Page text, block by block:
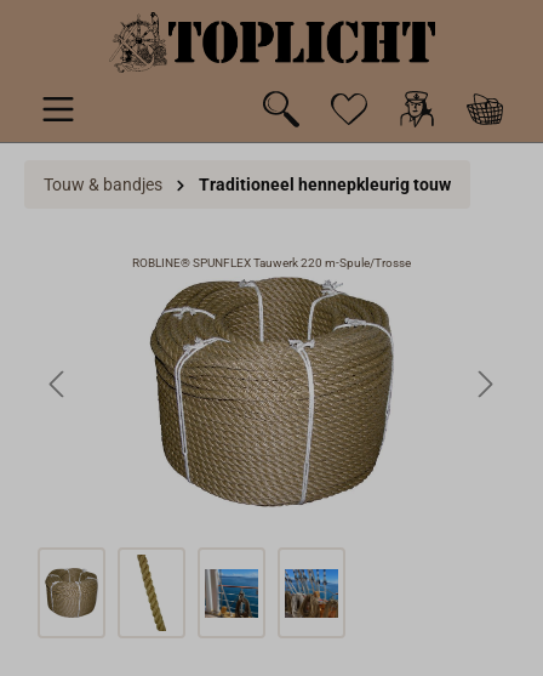
hoofdinhoud
Touw & bandjes Traditioneel hennepkleurig touw
ROBLINE® SPUNFLEX Tauwerk 220 m-Spule/Trosse